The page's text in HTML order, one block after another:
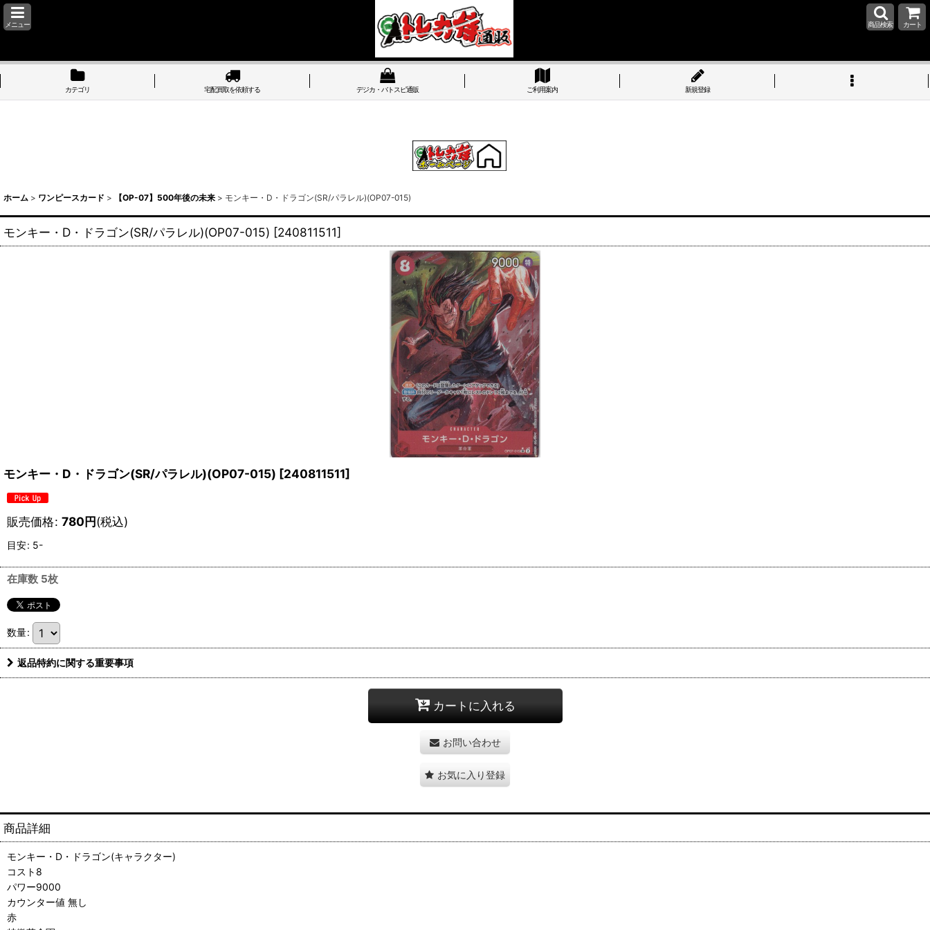
メニュー 商品検索 カート
カテゴリ 宅配買取を依頼する デジカ・バトスピ通販 ご利用案内 新規登録
ホーム > ワンピースカード > 【OP-07】500年後の未来 > モンキー・D・ドラゴン(SR/パラレル)(OP07-015)
モンキー・D・ドラゴン(SR/パラレル)(OP07-015) [240811511]
モンキー・D・ドラゴン(SR/パラレル)(OP07-015) [240811511]
販売価格: 780円(税込)
目安: 5-
在庫数 5枚
数量:
返品特約に関する重要事項
カートに入れる
お問い合わせ
お気に入り登録
商品詳細
モンキー・D・ドラゴン(キャラクター)
コスト8
パワー9000
カウンター値 無し
赤